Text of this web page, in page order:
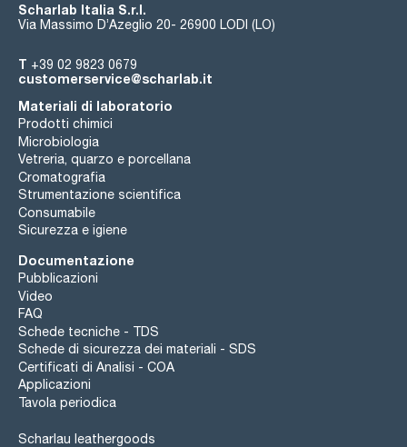
Scharlab Italia S.r.l.
Via Massimo D’Azeglio 20- 26900 LODI (LO)
T +39 02 9823 0679
customerservice@scharlab.it
Materiali di laboratorio
Prodotti chimici
Microbiologia
Vetreria, quarzo e porcellana
Cromatografia
Strumentazione scientifica
Consumabile
Sicurezza e igiene
Documentazione
Pubblicazioni
Video
FAQ
Schede tecniche - TDS
Schede di sicurezza dei materiali - SDS
Certificati di Analisi - COA
Applicazioni
Tavola periodica
Scharlau leathergoods